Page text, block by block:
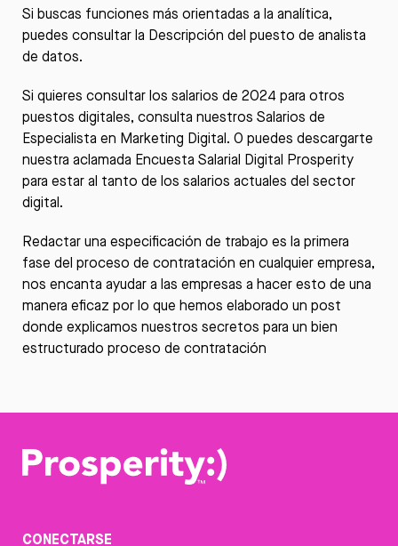
Si buscas funciones más orientadas a la analítica,
puedes consultar la Descripción del puesto de analista
de datos.
Si quieres consultar los salarios de 2024 para otros
puestos digitales, consulta nuestros Salarios de
Especialista en Marketing Digital. O puedes descargarte
nuestra aclamada Encuesta Salarial Digital Prosperity
para estar al tanto de los salarios actuales del sector
digital.
Redactar una especificación de trabajo es la primera
fase del proceso de contratación en cualquier empresa,
nos encanta ayudar a las empresas a hacer esto de una
manera eficaz por lo que hemos elaborado un post
donde explicamos nuestros secretos para un bien
estructurado proceso de contratación
CONECTARSE